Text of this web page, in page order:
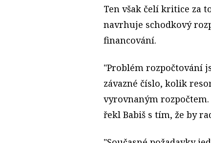
Ten však čelí kritice za
navrhuje schodkový
financování.
"Problém rozpočtování
závazné číslo, kolik
vyrovnaným rozpočtem.
řekl Babiš s tím, že by